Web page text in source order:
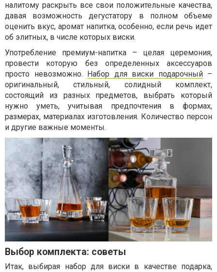
налитому раскрыть все свои положительные качества,
давая возможность дегустатору в полном объеме
оценить вкус, аромат напитка, особенно, если речь идет
об элитных, в числе которых виски.
Употребление премиум-напитка – целая церемония,
провести которую без определенных аксессуаров
просто невозможно. Набор для виски подарочный–
оригинальный, стильный, солидный комплект,
состоящий из разных предметов, выбрать который
нужно уметь, учитывая предпочтения в формах,
размерах, материалах изготовления. Количество персон
и другие важные моменты.
Выбор комплекта: советы
Итак, выбирая набор для виски в качестве подарка,